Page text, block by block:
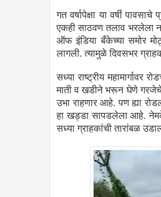
गत वर्षापेक्षा या वर्षी
एकही साठवण तलाव भरलेला
ऑफ इंडिया बँकेच्या समोर
लागली. त्यामुळे दिवसभर
सध्या राष्ट्रीय
माती व खडीने भरून घेणे गरजेचे
उभा राहणार आहे. पण ह्या
हा खड्डा सापडलेला आहे.
सध्या ग्राहकांची तारांबळ